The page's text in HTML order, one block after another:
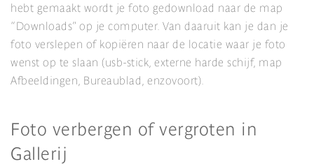
hebt gemaakt wordt je foto gedownload naar de map
“Downloads” op je computer. Van daaruit kan je dan je
foto verslepen of kopiëren naar de locatie waar je foto
wenst op te slaan (usb-stick, externe harde schijf, map
Afbeeldingen, Bureaublad, enzovoort).
Foto verbergen of vergroten in
Gallerij